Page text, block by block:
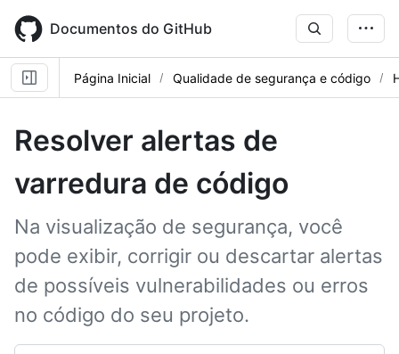
main
content
Documentos do GitHub
Página Inicial Qualidade de segurança e código
Resolver alertas de
varredura de código
Na visualização de segurança, você
pode exibir, corrigir ou descartar alertas
de possíveis vulnerabilidades ou erros
no código do seu projeto.